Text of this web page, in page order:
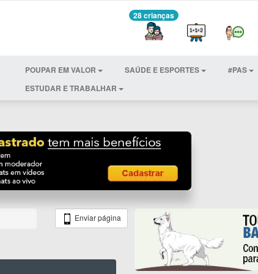
28 crianças
POUPAR EM VALOR SAÚDE E ESPORTES
#PAS
ESTUDAR E TRABALHAR
Enviar página